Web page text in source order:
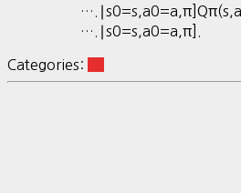
….∣s0=s,a0=a,π].
Categories: